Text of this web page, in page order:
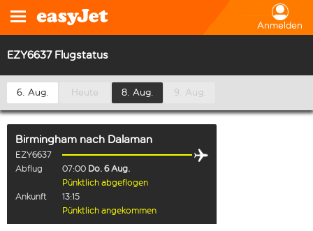
Anmelden
EZY6637 Flugstatus
6. Aug. Heute 8. Aug. 9. Aug.
Birmingham nach Dalaman
EZY6637
Abflug
07:00 Do. 6 Aug.
Pünktlich abgeflogen
Ankunft
13:15
Pünktlich angekommen